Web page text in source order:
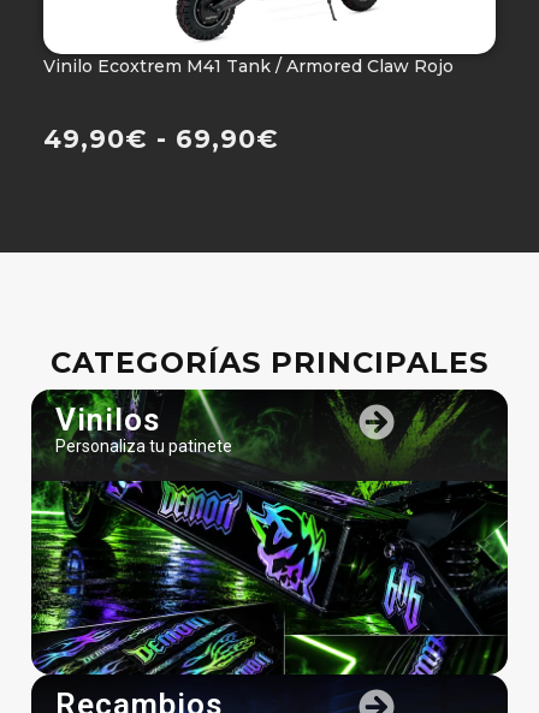
Vinilo Ecoxtrem M41 Tank / Armored Claw Rojo
49,90€ - 69,90€
CATEGORÍAS PRINCIPALES
Vinilos
Personaliza tu patinete
Recambios